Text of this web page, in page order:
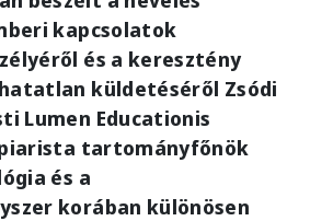
kapcsolatok
és a keresztény
küldetéséről Zsódi
Lumen Educationis
tartományfőnök
és a
korában különösen